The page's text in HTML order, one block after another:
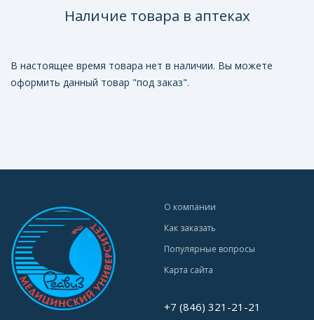
Наличие товара в аптеках
В настоящее время товара нет в наличии. Вы можете
оформить данный товар "под заказ".
О компании
Как заказать
Популярные вопросы
Карта сайта
+7 (846) 321-21-21